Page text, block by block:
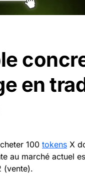
en
100 tokens X
au marché actuel
(vente).